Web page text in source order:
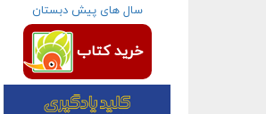
سال های پیش دبستان
خرید کتاب